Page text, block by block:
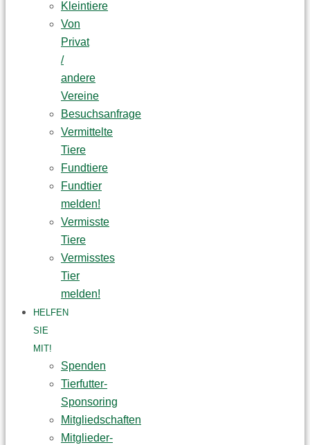
Kleintiere
Von
Privat
/
andere
Vereine
Besuchsanfrage
Vermittelte
Tiere
Fundtiere
Fundtier
melden!
Vermisste
Tiere
Vermisstes
Tier
melden!
HELFEN
SIE
MIT!
Spenden
Tierfutter-
Sponsoring
Mitgliedschaften
Mitglieder-